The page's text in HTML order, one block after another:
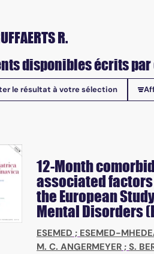
R.
disponibles écrits
le résultat à votre sélection
12-Month
associated
the European
Mental Disorders
ESEMED ; ESEMED-
M. C. ANGERMEYER ; S.